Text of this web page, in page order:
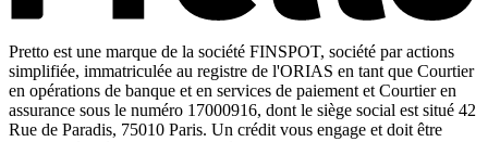
Pretto est une marque de la société FINSPOT, société par actions
simplifiée, immatriculée au registre de l'ORIAS en tant que Courtier
en opérations de banque et en services de paiement et Courtier en
assurance sous le numéro 17000916, dont le siège social est situé 42
Rue de Paradis, 75010 Paris. Un crédit vous engage et doit être